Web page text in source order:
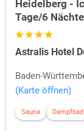
Heidelberg -
Tage/6 Nächte
Astralis Hotel
Baden-
(Karte öffnen)
Sauna Dampfbad